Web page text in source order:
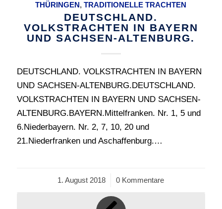
THÜRINGEN,TRADITIONELLE TRACHTEN
DEUTSCHLAND.
VOLKSTRACHTEN IN BAYERN
UND SACHSEN-ALTENBURG.
DEUTSCHLAND. VOLKSTRACHTEN IN BAYERN
UND SACHSEN-ALTENBURG.DEUTSCHLAND.
VOLKSTRACHTEN IN BAYERN UND SACHSEN-
ALTENBURG.BAYERN.Mittelfranken. Nr. 1, 5 und
6.Niederbayern. Nr. 2, 7, 10, 20 und
21.Niederfranken und Aschaffenburg.…
1. August 2018
/ 0 Kommentare